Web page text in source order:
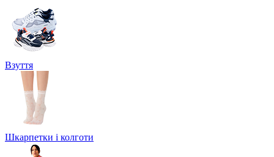
Взуття
Шкарпетки і колготи